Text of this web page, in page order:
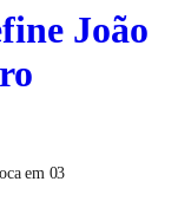
João
em 03